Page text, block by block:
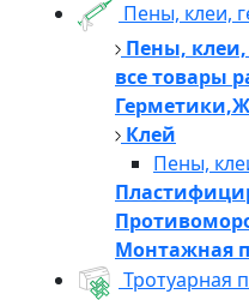
Пены, клеи,
Пены,
все товары
Клей
Пены,
Монтажная
Тротуарная